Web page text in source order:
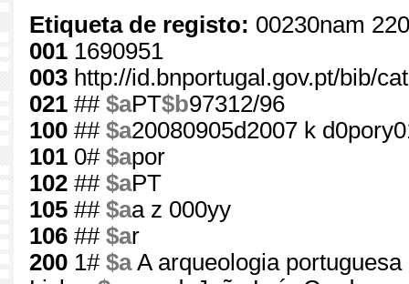
Etiqueta de registo: 00230nam
001 1690951
003 http://id.bnportugal.gov.pt/bib/
021 ## $aPT$b97312/96
100 ## $a20080905d2007 k
101 0# $apor
102 ## $aPT
105 ## $aa z 000yy
106 ## $ar
200 1# $aA arqueologia portuguesa